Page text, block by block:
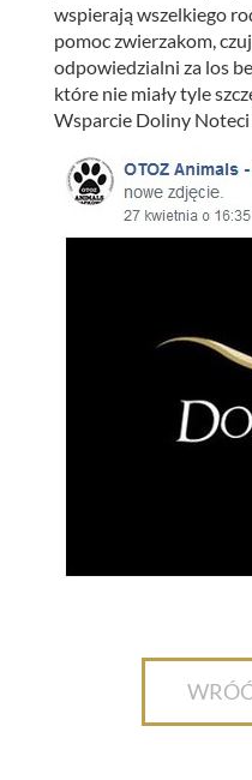
wspierają wszelkiego
pomoc zwierzakom,
odpowiedzialni za los
które nie miały tyle
Wsparcie Doliny Noteci